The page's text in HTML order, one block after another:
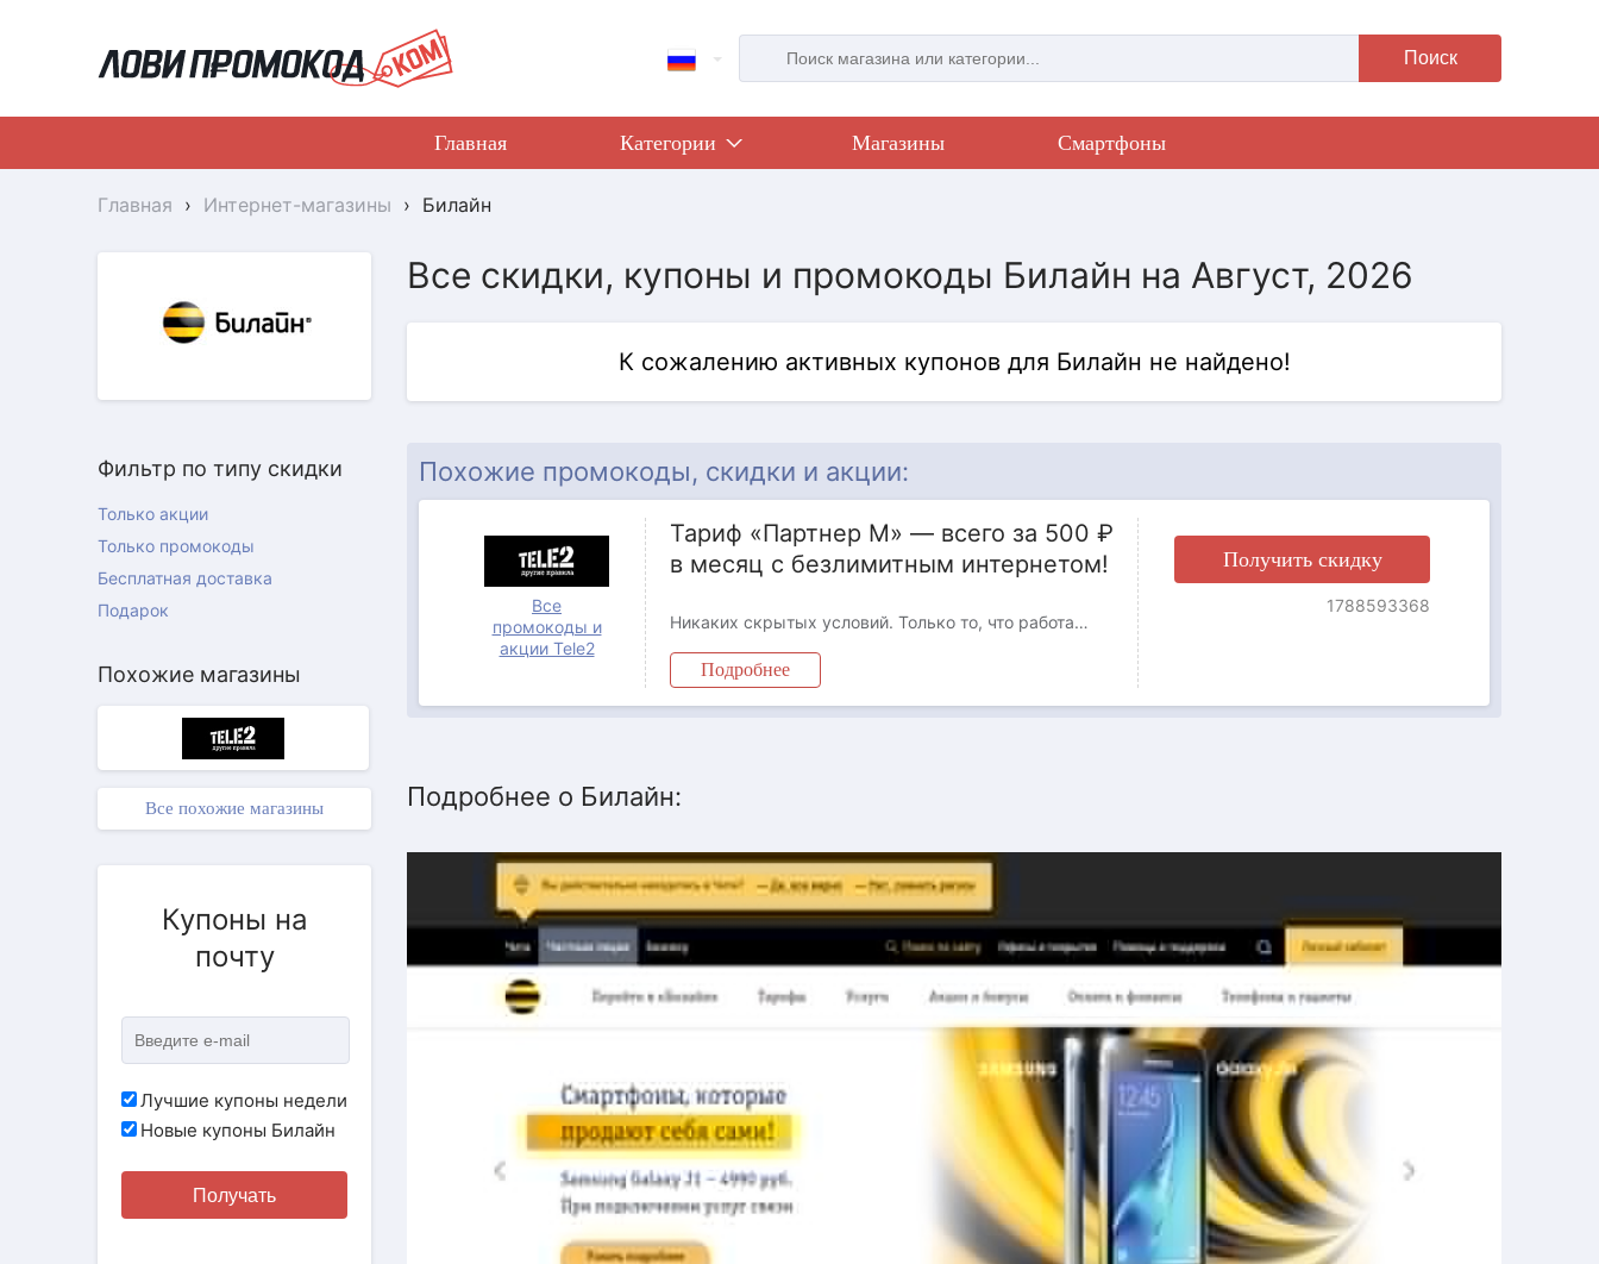
Поиск
Главная Категории Магазины Смартфоны
Главная › Интернет-магазины › Билайн
Все скидки, купоны и промокоды Билайн на Август, 2026
Фильтр по типу скидки
Только акции
Только промокоды
Бесплатная доставка
Подарок
Похожие магазины
Все похожие магазины
Купоны на
почту
Лучшие купоны недели
Новые купоны Билайн
Получать
К сожалению активных купонов для Билайн не найдено!
Похожие промокоды, скидки и акции:
АКЦИЯ
Все
промокоды и
акции Tele2
Тариф «Партнер М» — всего за 500 ₽
в месяц с безлимитным интернетом!
Никаких скрытых условий. Только то, что работает: ✅ Безлимитный интернет ✅ Безлимитные звонки на Т2 ✅ 1000 минут на номера других операторов ✅ 200 SMS для важных сообщений
Подробнее
Получить скидку
1788593368
Подробнее о Билайн: